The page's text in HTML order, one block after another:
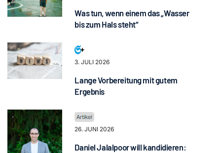
Was tun, wenn einem das „Wasser
bis zum Hals steht“
3. JULI 2026
Lange Vorbereitung mit gutem
Ergebnis
26. JUNI 2026
Daniel Jalalpoor will kandidieren: